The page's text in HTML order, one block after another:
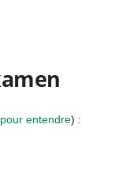
entendre) :